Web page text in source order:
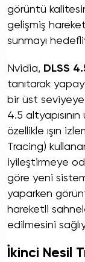
görüntü
gelişmiş
sunmayı
Nvidia, DLSS
tanıtarak
bir üst seviyeye
4.5
özellikle ışın
Tracing)
iyileştirmeye
göre yeni
yaparken
hareketli
edilmesini
İkinci Nesil